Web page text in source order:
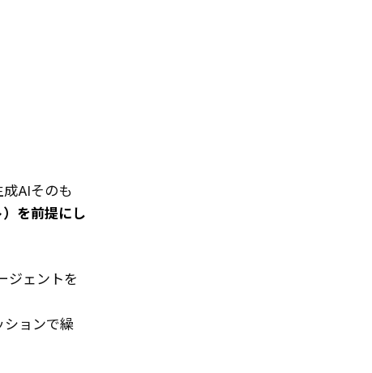
AIそのも
を前提にし
ジェントを
ションで繰